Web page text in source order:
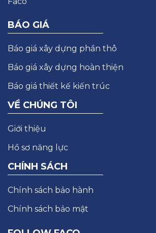
BÁO GIÁ
Báo giá xây dựng phần thô
Báo giá xây dựng hoàn thiện
Báo giá thiết kế kiến trúc
VỀ CHÚNG TÔI
Giới thiệu
Hồ sơ năng lực
CHÍNH SÁCH
Chính sách bảo hành
Chính sách bảo mật